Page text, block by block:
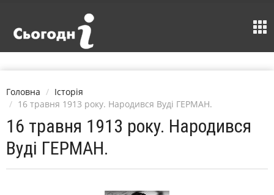
Головна
Історія
16 травня 1913 року. Народився Вуді ГЕРМАН.
16 травня 1913 року. Народився
Вуді ГЕРМАН.